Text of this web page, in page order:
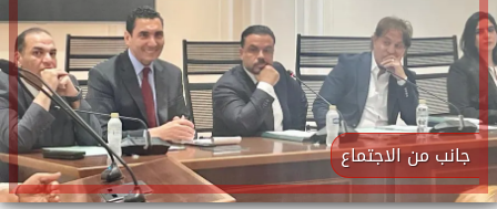
جانب من الاجتماع